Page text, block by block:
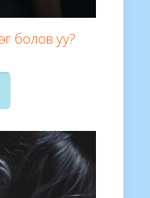
болов уу?